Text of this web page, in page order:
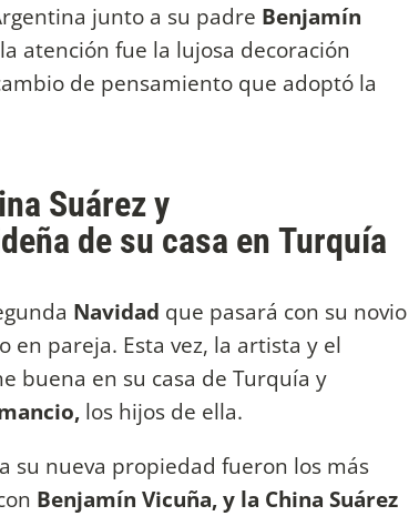
junto a su padre Benjamín
atención fue la lujosa decoración
de pensamiento que adoptó la
Suárez y
de su casa en Turquía
Navidad que pasará con su novio
en pareja. Esta vez, la artista y el
buena en su casa de Turquía y
los hijos de ella.
su nueva propiedad fueron los más
Benjamín Vicuña, y la China Suárez